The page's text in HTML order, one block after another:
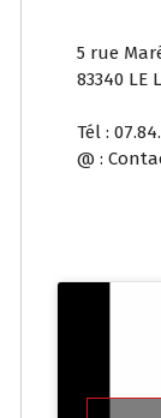
5 rue
83340 LE
Tél :
@ :